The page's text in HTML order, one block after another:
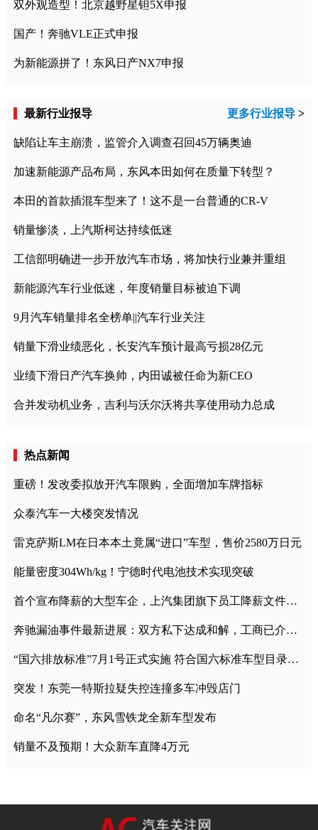
双外观造型！北京越野星钽5X申报
国产！奔驰VLE正式申报
为新能源拼了！东风日产NX7申报
最新行业报导 更多行业报导 >
缺陷让车主崩溃，监管介入调查召回45万辆奥迪
加速新能源产品布局，东风本田如何在质量下转型？
本田的首款插混车型来了！这不是一台普通的CR-V
销量惨淡，上汽斯柯达持续低迷
工信部明确进一步开放汽车市场，将加快行业兼并重组
新能源汽车行业低迷，年度销量目标被迫下调
9月汽车销量排名全榜单||汽车行业关注
销量下滑业绩恶化，长安汽车预计最高亏损28亿元
业绩下滑日产汽车换帅，内田诚被任命为新CEO
合并发动机业务，吉利与沃尔沃将共享使用动力总成
热点新闻
重磅！发改委拟放开汽车限购，全面增加车牌指标
众泰汽车一大楼突发情况
雷克萨斯LM在日本本土竟属“进口”车型，售价2580万日元
能量密度304Wh/kg！宁德时代电池技术实现突破
首个宣布降薪的大型车企，上汽集团旗下员工降薪文件曝光
奔驰漏油事件最新进展：双方私下达成和解，工商已介入调查
“国六排放标准”7月1号正式实施 符合国六标准车型目录一览
突发！东莞一特斯拉疑失控连撞多车冲毁店门
命名“凡尔赛”，东风雪铁龙全新车型发布
销量不及预期！大众新车直降4万元